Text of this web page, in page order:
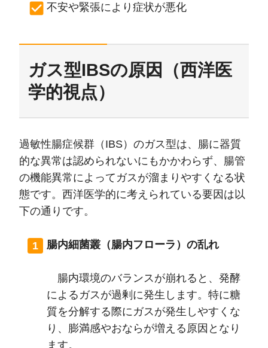
不安や緊張により症状が悪化
ガス型IBSの原因（西洋医
学的視点）
過敏性腸症候群（IBS）のガス型は、腸に器質
的な異常は認められないにもかかわらず、腸管
の機能異常によってガスが溜まりやすくなる状
態です。西洋医学的に考えられている要因は以
下の通りです。
腸内細菌叢（腸内フローラ）の乱れ
腸内環境のバランスが崩れると、発酵
によるガスが過剰に発生します。特に糖
質を分解する際にガスが発生しやすくな
り、膨満感やおならが増える原因となり
ます。